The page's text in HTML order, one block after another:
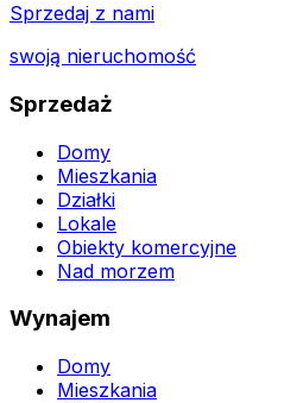
Sprzedaj z nami
swoją nieruchomość
Sprzedaż
Domy
Mieszkania
Działki
Lokale
Obiekty komercyjne
Nad morzem
Wynajem
Domy
Mieszkania